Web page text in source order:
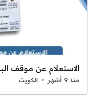
الاستعلام عن موقف
منذ 9 أشهر الكويت